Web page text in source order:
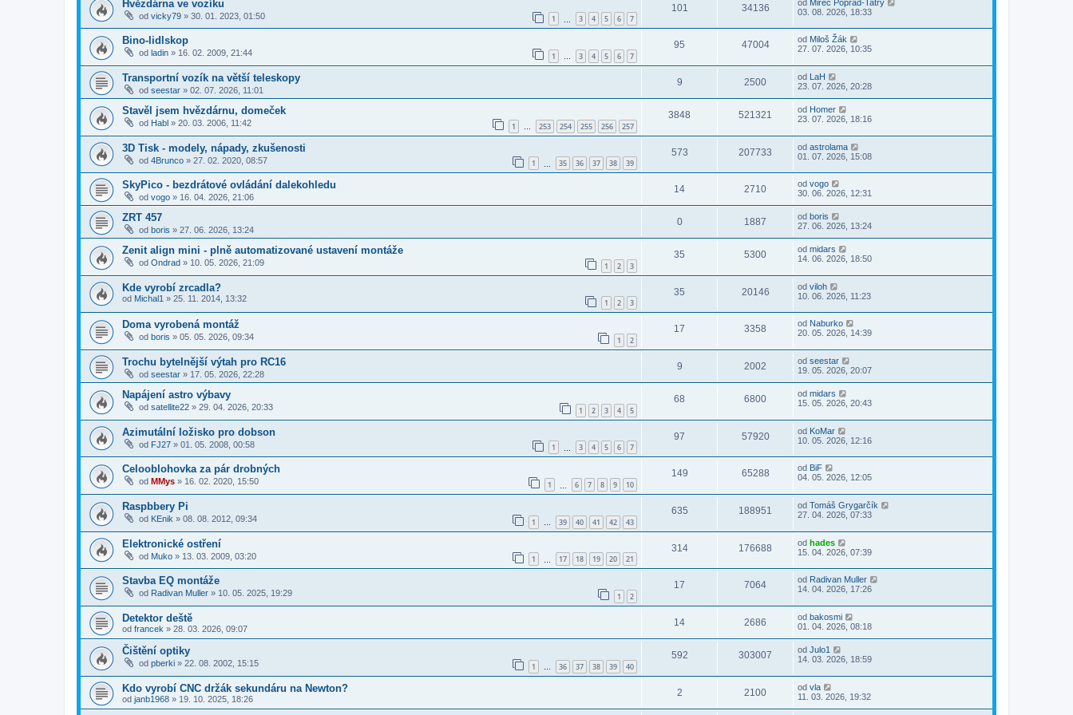
Hvězdárna ve vozíku
od vicky79 » 30. 01. 2023, 01:50 1 3 4 5 6 7
101 34136 od Mirec Poprad-Tatry
03. 08. 2026, 18:33
Bino-lidlskop
od ladin » 16. 02. 2009, 21:44 1 … 3 4 5 6 7
95 47004 od Miloš Žák
27. 07. 2026, 10:35
Transportní vozík na větší teleskopy
od seestar » 02. 07. 2026, 11:01
9 2500 od LaH
23. 07. 2026, 20:28
Stavěl jsem hvězdárnu, domeček
od Habl » 20. 03. 2006, 11:42 1 … 253 254 255 256 257
3848 521321 od Homer
23. 07. 2026, 18:16
3D Tisk - modely, nápady, zkušenosti
od 4Brunco » 27. 02. 2020, 08:57 1 35 36 37 38 39
573 207733 od astrolama
01. 07. 2026, 15:08
SkyPico - bezdrátové ovládání dalekohledu
od vogo » 16. 04. 2026, 21:06
14 2710 od vogo
30. 06. 2026, 12:31
ZRT 457
od boris » 27. 06. 2026, 13:24
0 1887 od boris
27. 06. 2026, 13:24
Zenit align mini - plně automatizované ustavení montáže
od Ondrad » 10. 05. 2026, 21:09 1 2 3
35 5300 od midars
14. 06. 2026, 18:50
Kde vyrobí zrcadla?
od Michal1 » 25. 11. 2014, 13:32 1 2 3
35 20146 od viloh
10. 06. 2026, 11:23
Doma vyrobená montáž
od boris » 05. 05. 2026, 09:34 1 2
17 3358 od Naburko
20. 05. 2026, 14:39
Trochu bytelnější výtah pro RC16
od seestar » 17. 05. 2026, 22:28
9 2002 od seestar
19. 05. 2026, 20:07
Napájení astro výbavy
od satellite22 » 29. 04. 2026, 20:33 1 2 3 4 5
68 6800 od midars
15. 05. 2026, 20:43
Azimutální ložisko pro dobson
od FJ27 » 01. 05. 2008, 00:58 1 3 4 5 6 7
97 57920 od KoMar
10. 05. 2026, 12:16
Celooblohovka za pár drobných
od MMys » 16. 02. 2020, 15:50 1 6 7 8 9 10
149 65288 od BiF
04. 05. 2026, 12:05
Raspbbery Pi
od KEnik » 08. 08. 2012, 09:34 1 … 39 40 41 42 43
635 188951 od Tomáš Grygarčík
27. 04. 2026, 07:33
Elektronické ostření
od Muko » 13. 03. 2009, 03:20 1 17 18 19 20 21
314 176688 od hades
15. 04. 2026, 07:39
Stavba EQ montáže
od Radivan Muller » 10. 05. 2025, 19:29 1 2
17 7064 od Radivan Muller
14. 04. 2026, 17:26
Detektor deště
od francek » 28. 03. 2026, 09:07
14 2686 od bakosmi
01. 04. 2026, 08:18
Čištění optiky
od pberki » 22. 08. 2002, 15:15 1 … 36 37 38 39 40
592 303007 od Julo1
14. 03. 2026, 18:59
Kdo vyrobí CNC držák sekundáru na Newton?
od janb1968 » 19. 10. 2025, 18:26
2 2100 od vla
11. 03. 2026, 19:32